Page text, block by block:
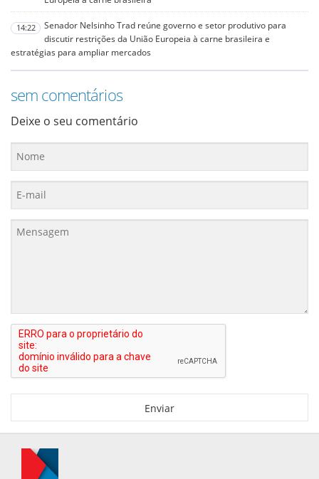
14:22
Senador Nelsinho Trad reúne governo e setor produtivo para
discutir restrições da União Europeia à carne brasileira e
estratégias para ampliar mercados
sem comentários
Deixe o seu comentário
Enviar